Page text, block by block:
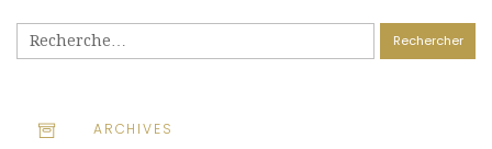
Rechercher :
ARCHIVES